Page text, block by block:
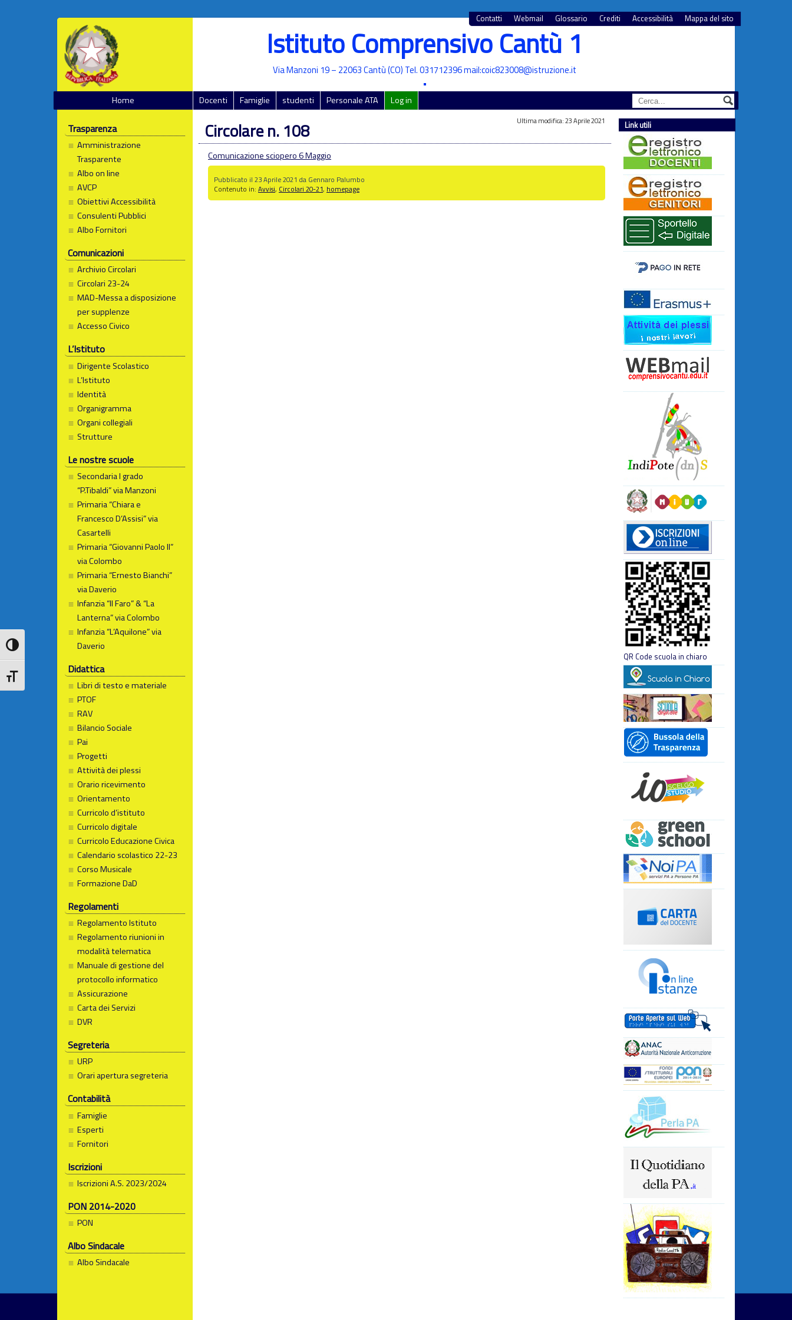
Attiva/disattiva alto contrasto
Attiva/disattiva dimensione testo
Mappa del sito
Accessibilità
Crediti
Glossario
Webmail
Contatti
Istituto Comprensivo Cantù 1
Via Manzoni 19 – 22063 Cantù (CO) Tel. 031712396 mail:coic823008@istruzione.it
•
Home Docenti Famiglie studenti Personale ATA Log in
Trasparenza
Amministrazione
Trasparente
Albo on line
AVCP
Obiettivi Accessibilità
Consulenti Pubblici
Albo Fornitori
Comunicazioni
Archivio Circolari
Circolari 23-24
MAD-Messa a disposizione
per supplenze
Accesso Civico
L’Istituto
Dirigente Scolastico
L’Istituto
Identità
Organigramma
Organi collegiali
Strutture
Le nostre scuole
Secondaria I grado
“P.Tibaldi” via Manzoni
Primaria “Chiara e
Francesco D’Assisi” via
Casartelli
Primaria “Giovanni Paolo II”
via Colombo
Primaria “Ernesto Bianchi”
via Daverio
Infanzia “Il Faro” & “La
Lanterna” via Colombo
Infanzia “L’Aquilone” via
Daverio
Didattica
Libri di testo e materiale
PTOF
RAV
Bilancio Sociale
Pai
Progetti
Attività dei plessi
Orario ricevimento
Orientamento
Curricolo d’istituto
Curricolo digitale
Curricolo Educazione Civica
Calendario scolastico 22-23
Corso Musicale
Formazione DaD
Regolamenti
Regolamento Istituto
Regolamento riunioni in
modalità telematica
Manuale di gestione del
protocollo informatico
Assicurazione
Carta dei Servizi
DVR
Segreteria
URP
Orari apertura segreteria
Contabilità
Famiglie
Esperti
Fornitori
Iscrizioni
Iscrizioni A.S. 2023/2024
PON 2014-2020
PON
Albo Sindacale
Albo Sindacale
Ultima modifica: 23 Aprile 2021
Circolare n. 108
Comunicazione sciopero 6 Maggio
Pubblicato il 23 Aprile 2021 da Gennaro Palumbo
Contenuto in: Avvisi, Circolari 20-21, homepage
Link utili
QR Code scuola in chiaro